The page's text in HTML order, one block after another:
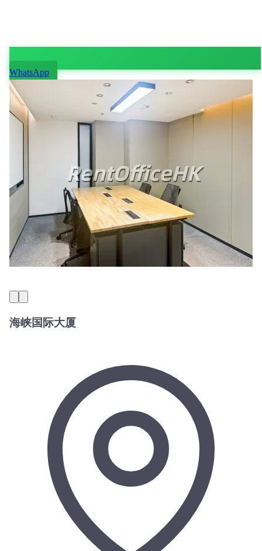
WhatsApp
海峡国际大厦